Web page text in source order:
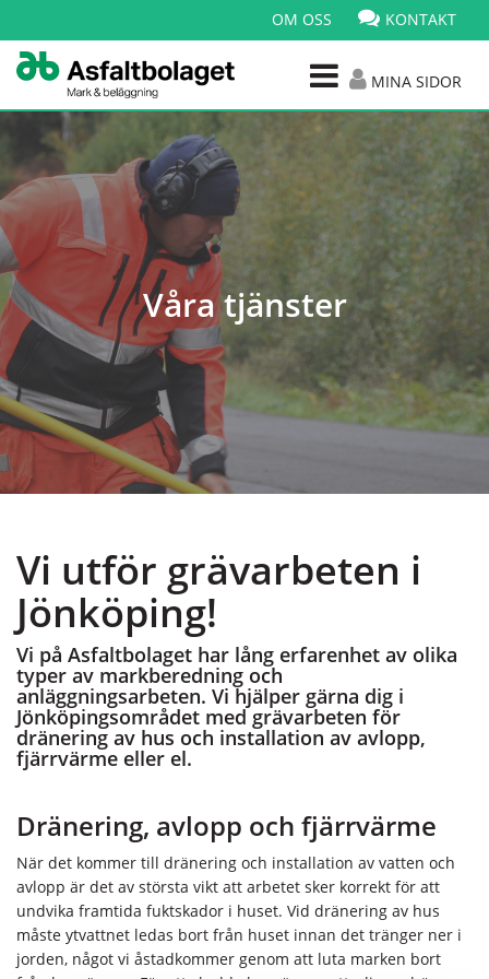
OM OSS KONTAKT
MINA SIDOR
Våra tjänster
Vi utför grävarbeten i
Jönköping!
Vi på Asfaltbolaget har lång erfarenhet av olika
typer av markberedning och
anläggningsarbeten. Vi hjälper gärna dig i
Jönköpingsområdet med grävarbeten för
dränering av hus och installation av avlopp,
fjärrvärme eller el.
Dränering, avlopp och fjärrvärme
När det kommer till dränering och installation av vatten och
avlopp är det av största vikt att arbetet sker korrekt för att
undvika framtida fuktskador i huset. Vid dränering av hus
måste ytvattnet ledas bort från huset innan det tränger ner i
jorden, något vi åstadkommer genom att luta marken bort